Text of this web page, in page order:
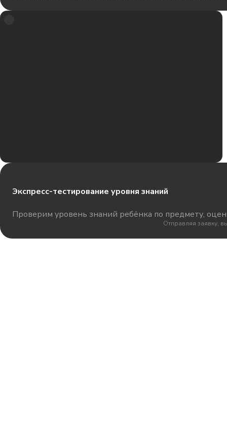
Экспресс-тестирование уровня знаний
Проверим уровень знаний ребёнка по предмету,
Отправляя заявку,